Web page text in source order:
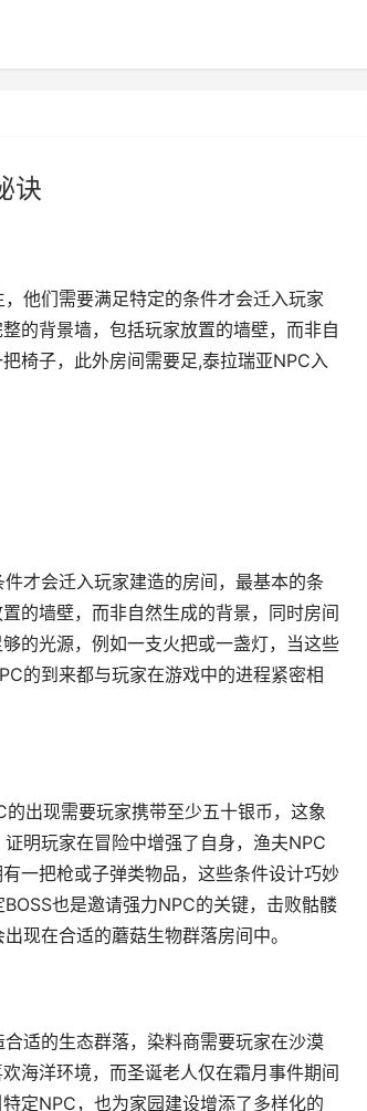
诀
他们需要满足特定的条件才会迁入玩家
的背景墙，包括玩家放置的墙壁，而非自
椅子，此外房间需要足,泰拉瑞亚NPC入
才会迁入玩家建造的房间，最基本的条
的墙壁，而非自然生成的背景，同时房间
的光源，例如一支火把或一盏灯，当这些
的到来都与玩家在游戏中的进程紧密相
出现需要玩家携带至少五十银币，这象
明玩家在冒险中增强了自身，渔夫NPC
一把枪或子弹类物品，这些条件设计巧妙
也是邀请强力NPC的关键，击败骷髅
现在合适的蘑菇生物群落房间中。
适的生态群落，染料商需要玩家在沙漠
海洋环境，而圣诞老人仅在霜月事件期间
定NPC，也为家园建设增添了多样化的